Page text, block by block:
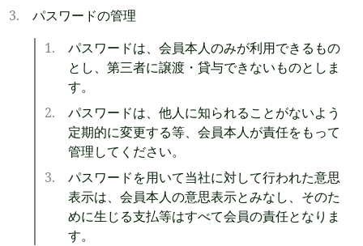
パスワードの管理
パスワードは、会員本人のみが利用できるもの
とし、第三者に譲渡・貸与できないものとしま
す。
パスワードは、他人に知られることがないよう
定期的に変更する等、会員本人が責任をもって
管理してください。
パスワードを用いて当社に対して行われた意思
表示は、会員本人の意思表示とみなし、そのた
めに生じる支払等はすべて会員の責任となりま
す。